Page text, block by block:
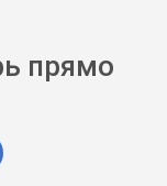
прямо